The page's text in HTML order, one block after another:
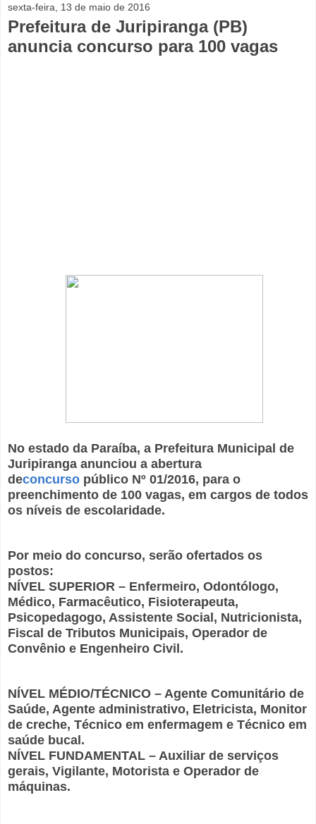
sexta-feira, 13 de maio de 2016
Prefeitura de Juripiranga (PB)
anuncia concurso para 100 vagas
No estado da Paraíba, a Prefeitura Municipal de
Juripiranga anunciou a abertura
deconcurso público Nº 01/2016, para o
preenchimento de 100 vagas, em cargos de todos
os níveis de escolaridade.
Por meio do concurso, serão ofertados os
postos:
NÍVEL SUPERIOR – Enfermeiro, Odontólogo,
Médico, Farmacêutico, Fisioterapeuta,
Psicopedagogo, Assistente Social, Nutricionista,
Fiscal de Tributos Municipais, Operador de
Convênio e Engenheiro Civil.
NÍVEL MÉDIO/TÉCNICO – Agente Comunitário de
Saúde, Agente administrativo, Eletricista, Monitor
de creche, Técnico em enfermagem e Técnico em
saúde bucal.
NÍVEL FUNDAMENTAL – Auxiliar de serviços
gerais, Vigilante, Motorista e Operador de
máquinas.